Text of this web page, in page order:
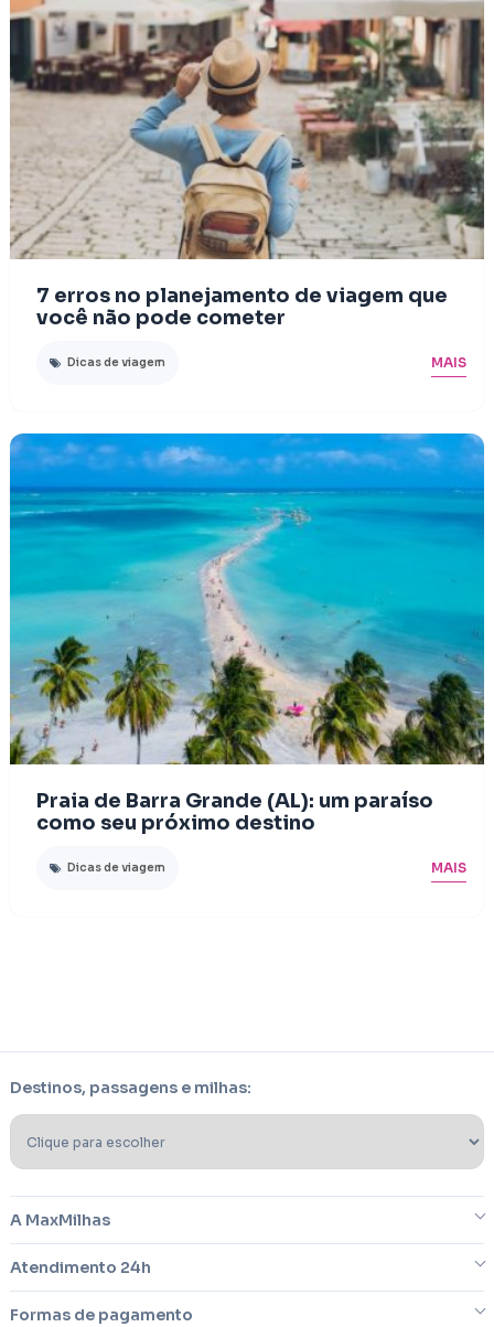
7 erros no planejamento de viagem que
você não pode cometer
Dicas de viagem MAIS
Praia de Barra Grande (AL): um paraíso
como seu próximo destino
Dicas de viagem MAIS
Destinos, passagens e milhas:
A MaxMilhas
Atendimento 24h
Formas de pagamento